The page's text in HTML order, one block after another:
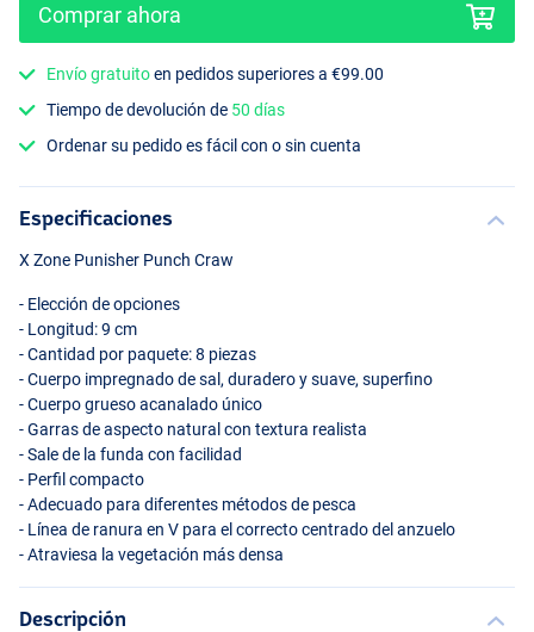
Comprar ahora
Envío gratuitoen pedidos superiores a €99.00
Tiempo de devolución de 50 días
Ordenar su pedido es fácil con o sin cuenta
Especificaciones
X Zone Punisher Punch Craw
- Elección de opciones
- Longitud: 9 cm
- Cantidad por paquete: 8 piezas
- Cuerpo impregnado de sal, duradero y suave, superfino
- Cuerpo grueso acanalado único
- Garras de aspecto natural con textura realista
- Sale de la funda con facilidad
- Perfil compacto
- Adecuado para diferentes métodos de pesca
- Línea de ranura en V para el correcto centrado del anzuelo
- Atraviesa la vegetación más densa
Descripción